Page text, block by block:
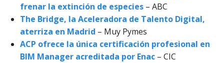
frenar la extinción de especies – ABC
The Bridge, la Aceleradora de Talento Digital,
aterriza en Madrid – Muy Pymes
ACP ofrece la única certificación profesional en
BIM Manager acreditada por Enac – CIC